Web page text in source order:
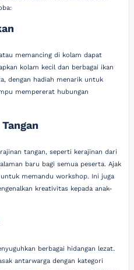
memancing di kolam dapat
kolam kecil dan berbagai ikan
dengan hadiah menarik untuk
mempererat hubungan
tangan, seperti kerajinan dari
baru bagi semua peserta. Ajak
memandu workshop. Ini juga
kreativitas kepada anak-
berbagai hidangan lezat.
antarwarga dengan kategori